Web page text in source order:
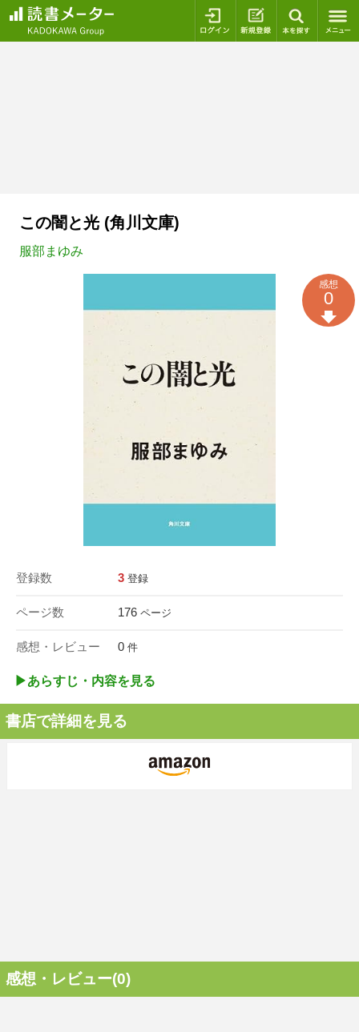
ログイン 新規登録
この闇と光 (角川文庫)
服部まゆみ
登録数 3 登録
ページ数 176 ページ
感想・レビュー 0 件
感想
0
▶︎あらすじ・内容を見る
書店で詳細を見る
感想・レビュー(0)